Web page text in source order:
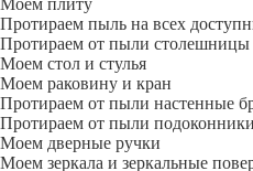
Моем плиту
Протираем пыль на всех
Протираем от пыли столешницы
Моем стол и стулья
Моем раковину и кран
Протираем от пыли настенные
Протираем от пыли подоконники
Моем дверные ручки
Моем зеркала и зеркальные